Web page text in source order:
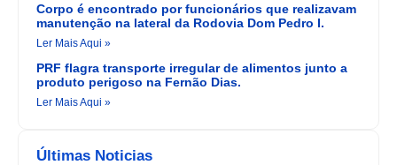
Corpo é encontrado por funcionários que realizavam
manutenção na lateral da Rodovia Dom Pedro I.
Ler Mais Aqui »
PRF flagra transporte irregular de alimentos junto a
produto perigoso na Fernão Dias.
Ler Mais Aqui »
Últimas Noticias